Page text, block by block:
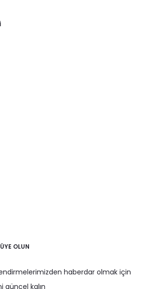
OLUN
haberdar olmak için
güncel kalın